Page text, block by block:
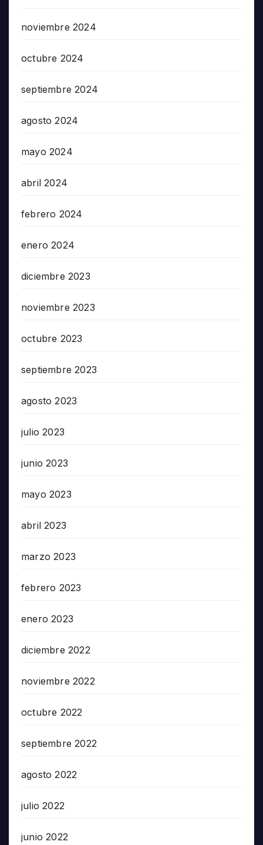
noviembre 2024
octubre 2024
septiembre 2024
agosto 2024
mayo 2024
abril 2024
febrero 2024
enero 2024
diciembre 2023
noviembre 2023
octubre 2023
septiembre 2023
agosto 2023
julio 2023
junio 2023
mayo 2023
abril 2023
marzo 2023
febrero 2023
enero 2023
diciembre 2022
noviembre 2022
octubre 2022
septiembre 2022
agosto 2022
julio 2022
junio 2022